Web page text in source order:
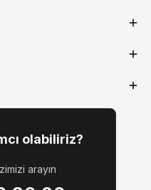
olabiliriz?
arayın